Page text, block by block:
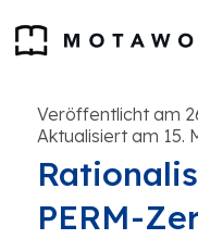
Veröffentlicht am
Aktualisiert am 15.
PERM-